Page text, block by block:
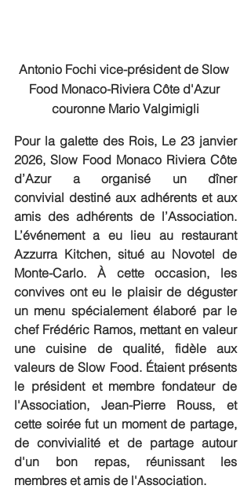
Antonio Fochi vice-président de Slow
Food Monaco-Riviera Côte d'Azur
couronne Mario Valgimigli
Pour la galette des Rois, Le 23 janvier
2026, Slow Food Monaco Riviera Côte
d’Azur a organisé un dîner
convivial destiné aux adhérents et aux
amis des adhérents de l’Association.
L’événement a eu lieu au restaurant
Azzurra Kitchen, situé au Novotel de
Monte-Carlo. À cette occasion, les
convives ont eu le plaisir de déguster
un menu spécialement élaboré par le
chef Frédéric Ramos, mettant en valeur
une cuisine de qualité, fidèle aux
valeurs de Slow Food. Étaient présents
le président et membre fondateur de
l'Association, Jean-Pierre Rouss, et
cette soirée fut un moment de partage,
de convivialité et de partage autour
d'un bon repas, réunissant les
membres et amis de l'Association.